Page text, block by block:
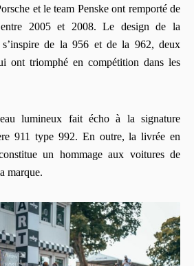
et le team Penske ont remporté de
entre 2005 et 2008. Le design de la
s’inspire de la 956 et de la 962, deux
ont triomphé en compétition dans les
lumineux fait écho à la signature
911 type 992. En outre, la livrée en
un hommage aux voitures de
marque.